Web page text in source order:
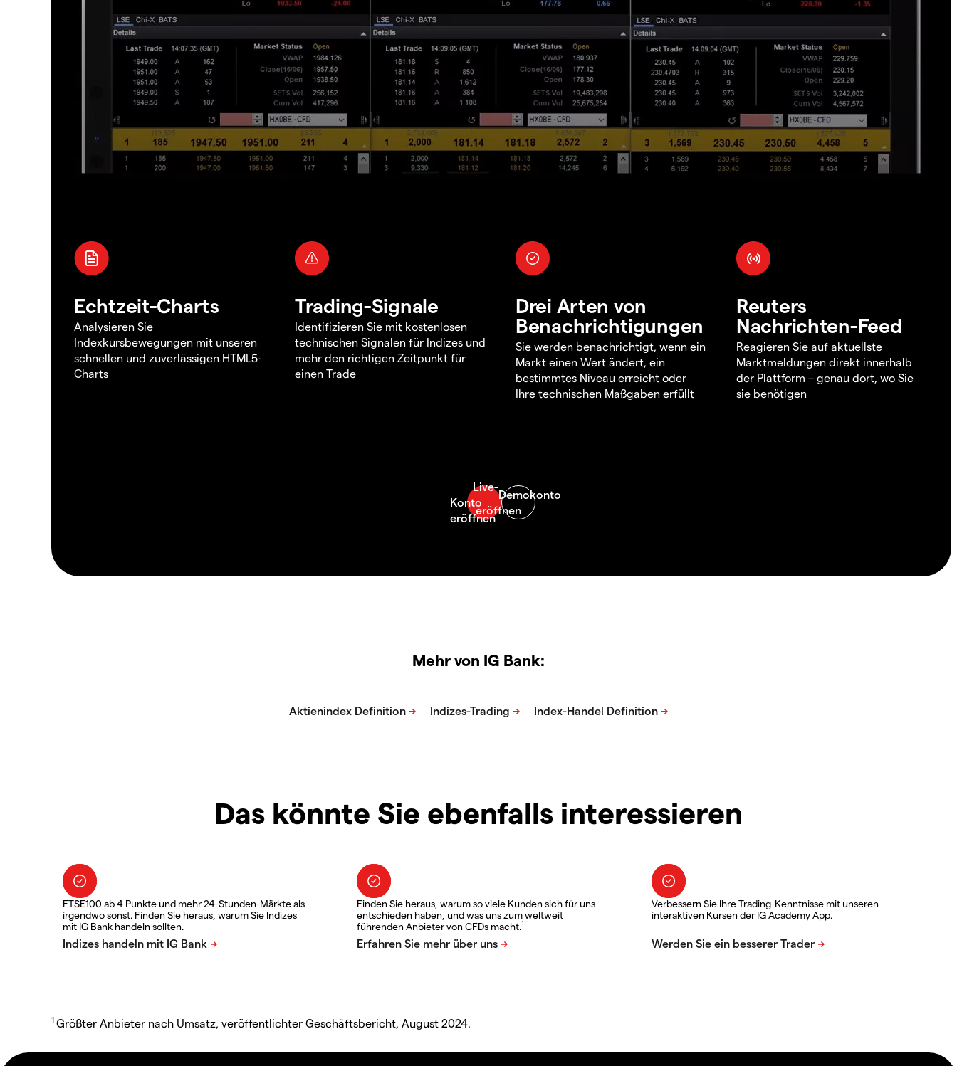
Echtzeit-Charts
Analysieren Sie
Indexkursbewegungen mit unseren
schnellen und zuverlässigen HTML5-
Charts
Trading-Signale
Identifizieren Sie mit kostenlosen
technischen Signalen für Indizes und
mehr den richtigen Zeitpunkt für
einen Trade
Drei Arten von
Benachrichtigungen
Sie werden benachrichtigt, wenn ein
Markt einen Wert ändert, ein
bestimmtes Niveau erreicht oder
Ihre technischen Maßgaben erfüllt
Reuters
Nachrichten-Feed
Reagieren Sie auf aktuellste
Marktmeldungen direkt innerhalb
der Plattform – genau dort, wo Sie
sie benötigen
Mehr von IG Bank:
Das könnte Sie ebenfalls interessieren
FTSE100 ab 4 Punkte und mehr 24-Stunden-Märkte als
irgendwo sonst. Finden Sie heraus, warum Sie Indizes
mit IG Bank handeln sollten.
Finden Sie heraus, warum so viele Kunden sich für uns
entschieden haben, und was uns zum weltweit
führenden Anbieter von CFDs macht.1
Verbessern Sie Ihre Trading-Kenntnisse mit unseren
interaktiven Kursen der IG Academy App.
1 Größter Anbieter nach Umsatz, veröffentlichter Geschäftsbericht, August 2024.